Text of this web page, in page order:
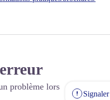
problème lors
Signaler